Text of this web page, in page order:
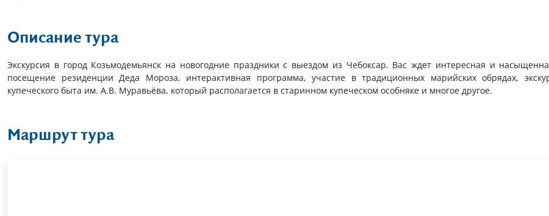
Описание тура
Экскурсия в город Козьмодемьянск на новогодние праздники с выездом из Чебоксар. Вас ждет интересная и
посещение резиденции Деда Мороза, интерактивная программа, участие в традиционных марийских обрядах,
купеческого быта им. А.В. Муравьёва, который располагается в старинном купеческом особняке и многое другое.
Маршрут тура